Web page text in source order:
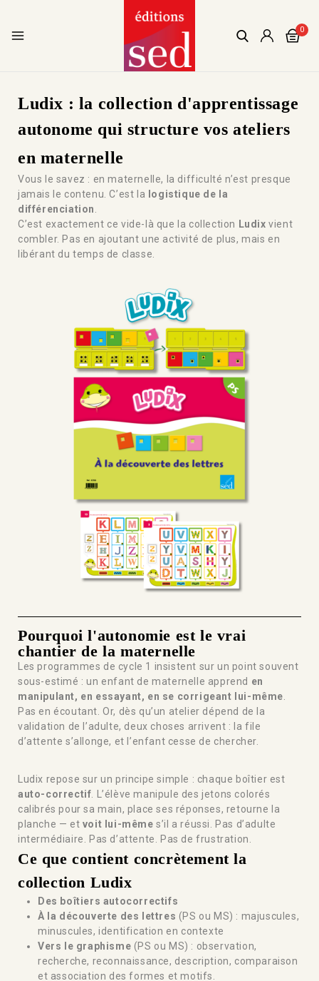
0
Ludix : la collection d'apprentissage
autonome qui structure vos ateliers
en maternelle
Vous le savez : en maternelle, la difficulté n’est presque
jamais le contenu. C’est la
logistique de la
différenciation
C’est exactement ce vide-là que la collection Ludix vient
combler. Pas en ajoutant une activité de plus, mais en
libérant du temps de classe.
Pourquoi l'autonomie est le vrai
chantier de la maternelle
Les programmes de cycle 1 insistent sur un point souvent
sous-estimé : un enfant de maternelle apprend en
manipulant, en essayant, en se corrigeant lui-même
Pas en écoutant. Or, dès qu’un atelier dépend de la
validation de l’adulte, deux choses arrivent : la file
d’attente s’allonge, et l’enfant cesse de chercher.
Ludix repose sur un principe simple : chaque boîtier est
auto-correctif . L’élève manipule des jetons colorés
calibrés pour sa main, place ses réponses, retourne la
planche — et voit lui-même s’il a réussi. Pas d’adulte
intermédiaire. Pas d’attente. Pas de frustration.
Ce que contient concrètement la
collection Ludix
Des boîtiers autocorrectifs
À la découverte des lettres (PS ou MS) : majuscules,
minuscules, identification en contexte
Vers le graphisme (PS ou MS) : observation,
recherche, reconnaissance, description, comparaison
et association des formes et motifs.